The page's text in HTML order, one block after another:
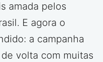
amada pelos
E agora o
a campanha
de volta com muitas